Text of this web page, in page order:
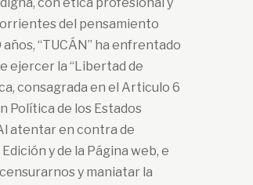
del pensamiento
“TUCÁN” ha enfrentado
ejercer la “Libertad de
consagrada en el Articulo 6
Política de los Estados
atentar en contra de
y de la Página web, e
y maniatar la